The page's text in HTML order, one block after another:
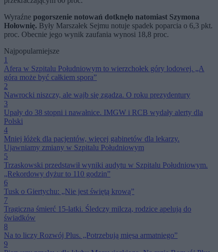
Wyraźne pogorszenie notowań dotknęło natomiast Szymona
Hołownię. Były Marszałek Sejmu notuje spadek poparcia o 6,3 pkt.
proc. Obecnie jego wynik zaufania wynosi 18,8 proc.
Najpopularniejsze
1
Afera w Szpitalu Południowym to wierzchołek góry lodowej. „A
góra może być całkiem spora”
2
Nawrocki niszczy, ale wajb się zgadza. O roku prezydentury
3
Upały do 38 stopni i nawałnice. IMGW i RCB wydały alerty dla
Polski
4
Mniej łóżek dla pacjentów, więcej gabinetów dla lekarzy.
Ujawniamy zmiany w Szpitalu Południowym
5
Trzaskowski przedstawił wyniki audytu w Szpitalu Południowym.
„Rekordowy dyżur to 110 godzin”
6
Tusk o Giertychu: „Nie jest świętą krową”
7
Tragiczna śmierć 15-latki. Śledczy milczą, rodzice apelują do
świadków
8
Na to liczy Rozwój Plus. „Potrzebują mięsa armatniego”
9